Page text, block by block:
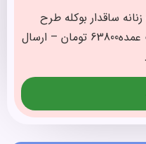
ساقدار بوکله طرح
قلب خارجی کد 136365 با قیمت عمده63800 تومان – ارسال